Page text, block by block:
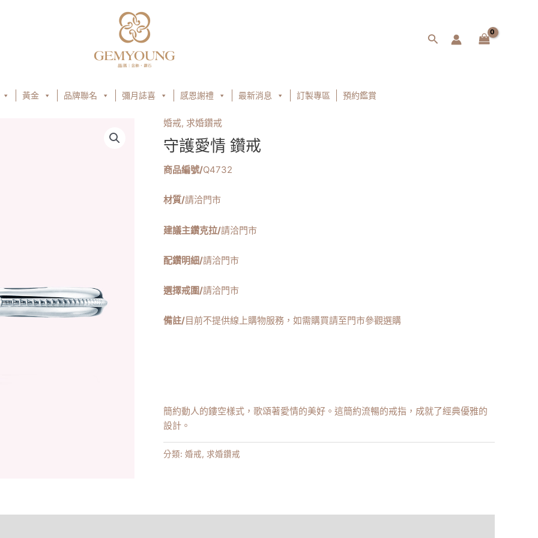
搜
黃金 品牌聯名 彌月誌喜 感恩謝禮 最新消息 訂製專區 預約鑑賞
婚戒, 求婚鑽戒
守護愛情 鑽戒
商品編號/Q4732
材質/請洽門市
建議主鑽克拉/請洽門市
配鑽明細/請洽門市
選擇戒圍/請洽門市
備註/目前不提供線上購物服務，如需購買請至門市參觀選購
簡約動人的鏤空樣式，歌頌著愛情的美好。這簡約流暢的戒指，成就了經典優雅的
設計。
分類: 婚戒, 求婚鑽戒